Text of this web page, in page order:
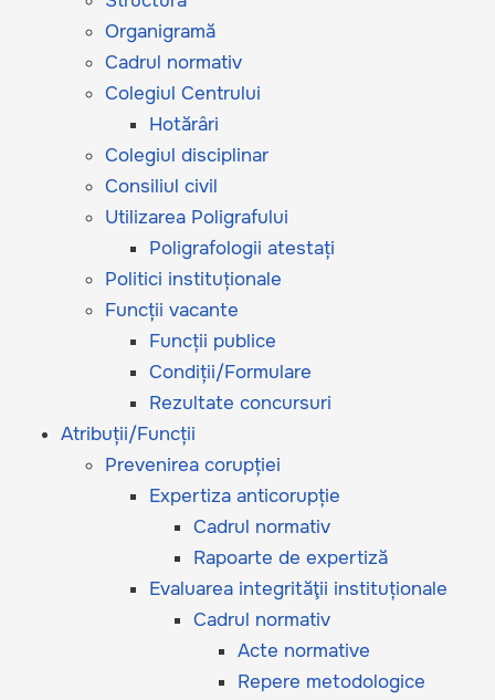
Organigramă
Cadrul normativ
Colegiul Centrului
Hotărâri
Colegiul disciplinar
Consiliul civil
Utilizarea Poligrafului
Poligrafologii atestați
Politici instituționale
Funcții vacante
Funcții publice
Condiții/Formulare
Rezultate concursuri
Atribuții/Funcții
Prevenirea corupției
Expertiza anticorupție
Cadrul normativ
Rapoarte de expertiză
Evaluarea integrităţii instituționale
Cadrul normativ
Acte normative
Repere metodologice